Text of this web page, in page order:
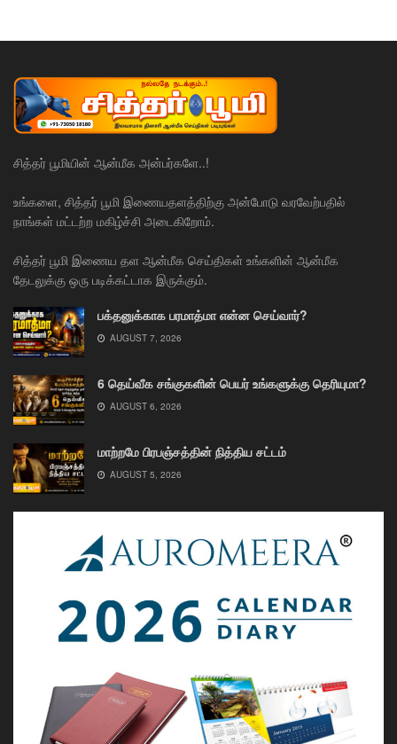
சித்தர் பூமியின் ஆன்மீக அன்பர்களே..!
உங்களை, சித்தர் பூமி இணையதளத்திற்கு அன்போடு வரவேற்பதில்
நாங்கள் மட்டற்ற மகிழ்ச்சி அடைகிறோம்.
சித்தர் பூமி இணைய தள ஆன்மீக செய்திகள் உங்களின் ஆன்மீக
தேடலுக்கு ஒரு படிக்கட்டாக இருக்கும்.
பக்தனுக்காக பரமாத்மா என்ன செய்வார்?
AUGUST 7, 2026
6 தெய்வீக சங்குகளின் பெயர் உங்களுக்கு தெரியுமா?
AUGUST 6, 2026
மாற்றமே பிரபஞ்சத்தின் நித்திய சட்டம்
AUGUST 5, 2026